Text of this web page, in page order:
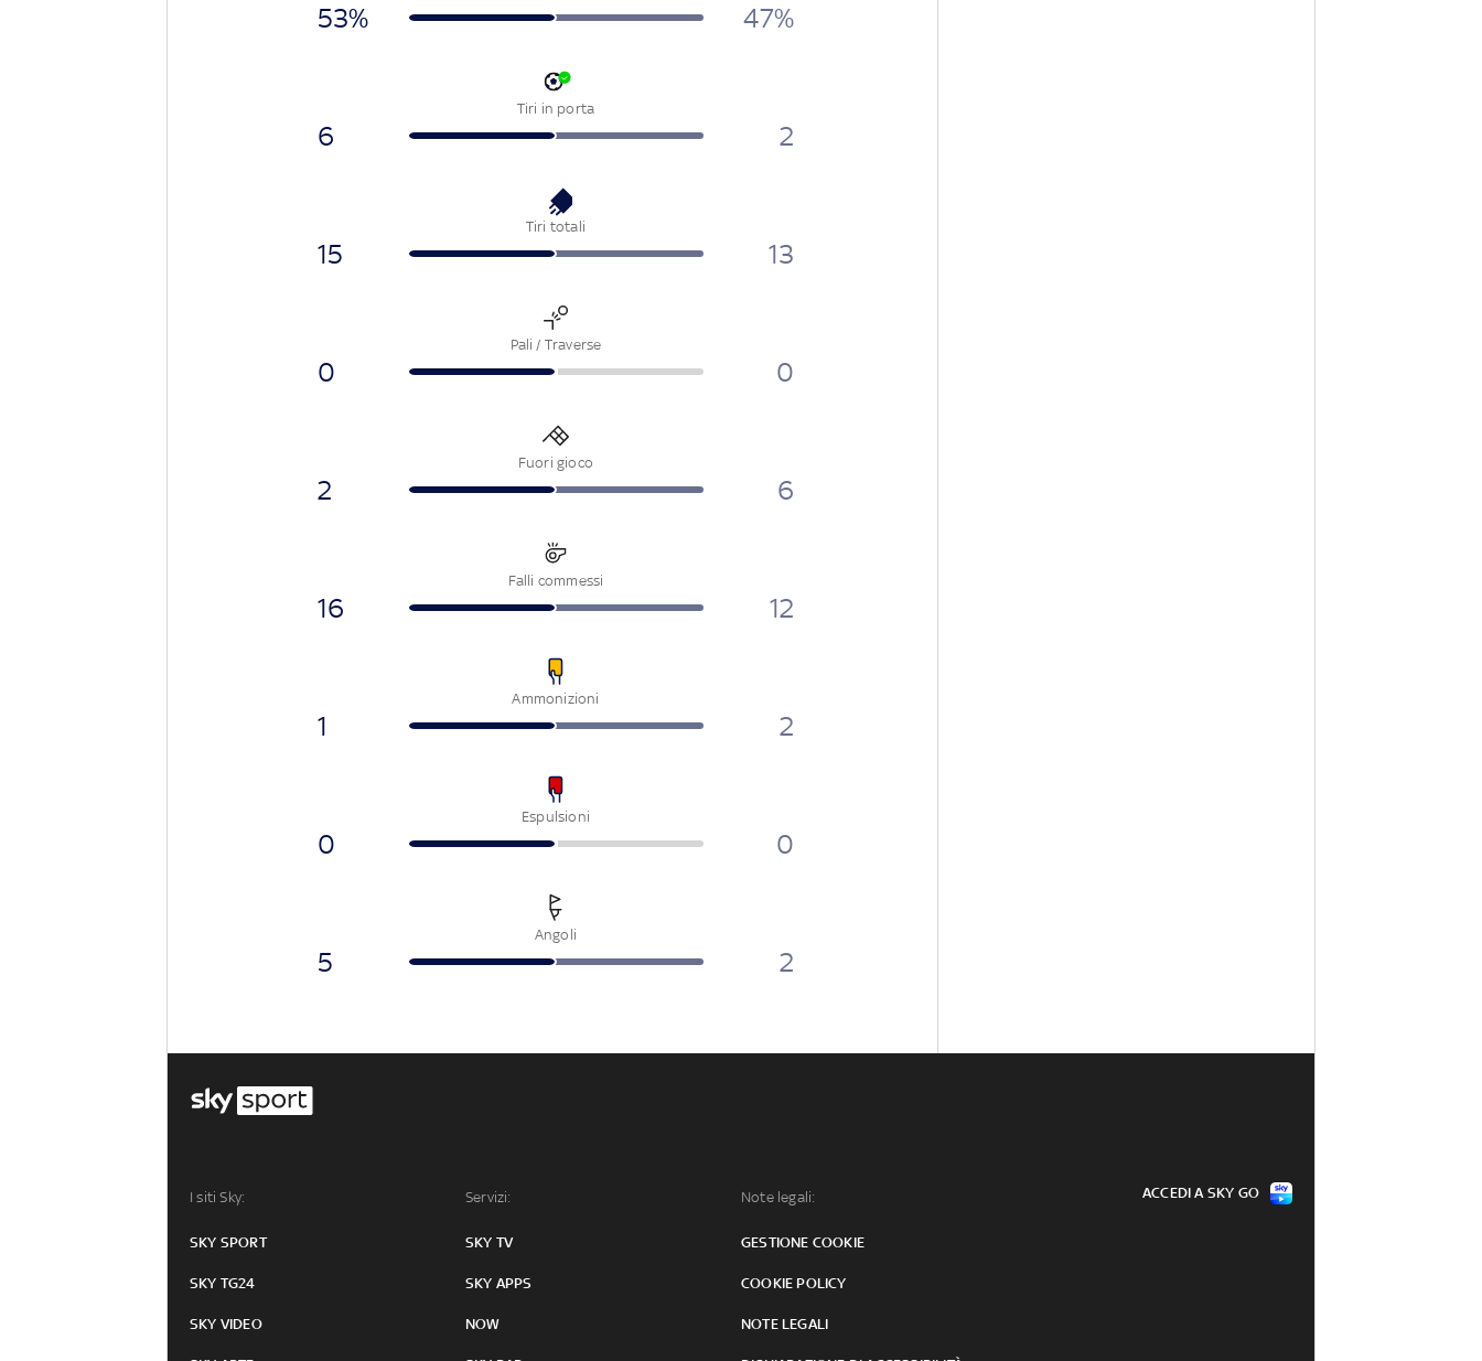
53% 47%
Tiri in porta
6 2
Tiri totali
15 13
Pali / Traverse
0 0
Fuori gioco
2 6
Falli commessi
16 12
Ammonizioni
1 2
Espulsioni
0 0
Angoli
5 2
I siti Sky:
SKY SPORT
SKY TG24
SKY VIDEO
Servizi:
SKY TV
SKY APPS
NOW
Note legali:
GESTIONE COOKIE
COOKIE POLICY
NOTE LEGALI
ACCEDI A SKY GO